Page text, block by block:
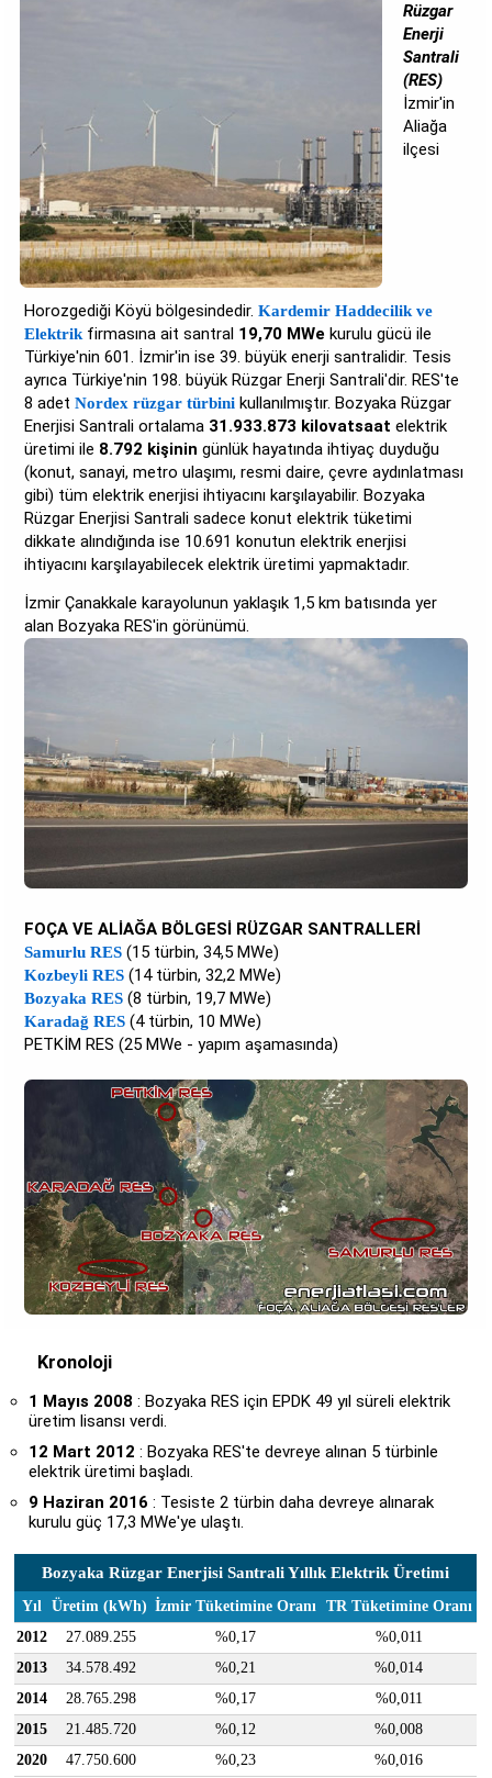
Rüzgar
Enerji
Santrali
(RES)
İzmir'in
Aliağa
ilçesi
Horozgediği Köyü bölgesindedir.Kardemir Haddecilik ve
Elektrikfirmasına ait santral 19,70 MWe kurulu gücü ile
Türkiye'nin 601. İzmir'in ise 39. büyük enerji santralidir. Tesis
ayrıca Türkiye'nin 198. büyük Rüzgar Enerji Santrali'dir. RES'te
8 adetNordex rüzgar türbini kullanılmıştır. Bozyaka Rüzgar
Enerjisi Santrali ortalama 31.933.873 kilovatsaat elektrik
üretimi ile 8.792 kişinin günlük hayatında ihtiyaç duyduğu
(konut, sanayi, metro ulaşımı, resmi daire, çevre aydınlatması
gibi) tüm elektrik enerjisi ihtiyacını karşılayabilir. Bozyaka
Rüzgar Enerjisi Santrali sadece konut elektrik tüketimi
dikkate alındığında ise 10.691 konutun elektrik enerjisi
ihtiyacını karşılayabilecek elektrik üretimi yapmaktadır.
İzmir Çanakkale karayolunun yaklaşık 1,5 km batısında yer
alan Bozyaka RES'in görünümü.
FOÇA VE ALİAĞA BÖLGESİ RÜZGAR SANTRALLERİ
Samurlu RES (15 türbin, 34,5 MWe)
Kozbeyli RES (14 türbin, 32,2 MWe)
Bozyaka RES (8 türbin, 19,7 MWe)
Karadağ RES (4 türbin, 10 MWe)
PETKİM RES (25 MWe - yapım aşamasında)
Kronoloji
1 Mayıs 2008 : Bozyaka RES için EPDK 49 yıl süreli elektrik
üretim lisansı verdi.
12 Mart 2012 : Bozyaka RES'te devreye alınan 5 türbinle
elektrik üretimi başladı.
9 Haziran 2016 : Tesiste 2 türbin daha devreye alınarak
kurulu güç 17,3 MWe'ye ulaştı.
Bozyaka Rüzgar Enerjisi Santrali Yıllık Elektrik Üretimi
Yıl Üretim (kWh) İzmir Tüketimine Oranı
TR Tüketimine Oranı
2012
27.089.255 %0,17
%0,011
2013
34.578.492 %0,21
%0,014
2014
28.765.298 %0,17
%0,011
2015
21.485.720 %0,12
%0,008
2020
47.750.600 %0,23 %0,016